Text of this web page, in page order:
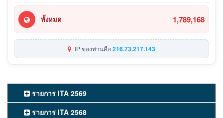
ทั้งหมด 1,789,168
IP ของท่านคือ216.73.217.143
รายการ ITA 2569
รายการ ITA 2568